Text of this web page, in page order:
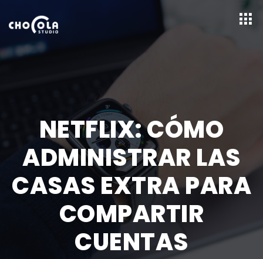
NETFLIX: CÓMO
ADMINISTRAR LAS
CASAS EXTRA PARA
COMPARTIR
CUENTAS